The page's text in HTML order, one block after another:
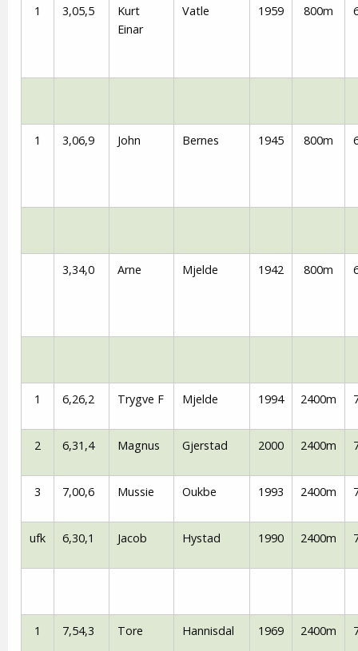
1 3,05,5
Kurt
Einar
Vatle 1959 800m
1 3,06,9 John Bernes 1945 800m
3,34,0 Arne Mjelde 1942 800m
1 6,26,2 Trygve F Mjelde 1994 2400m
2 6,31,4 Magnus Gjerstad 2000 2400m
3 7,00,6 Mussie Oukbe 1993 2400m
ufk 6,30,1 Jacob Hystad 1990 2400m
1 7,54,3 Tore Hannisdal 1969 2400m